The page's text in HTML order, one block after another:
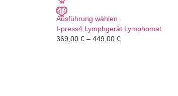
Ausführung wählen
I-press4 Lymphgerät Lymphomat
369,00 € – 449,00 €